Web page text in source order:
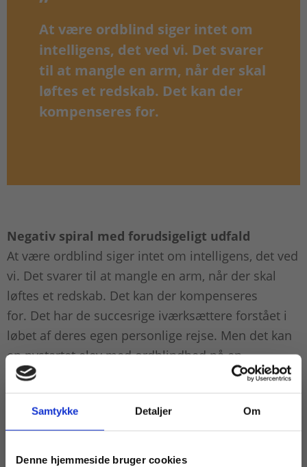
Samtykke Detaljer Om
Denne hjemmeside bruger cookies
At være ordblind siger intet om
intelligens, det ved vi. Det svarer
til at mangle en arm, når der skal
løftes et redskab. Det kan der
kompenseres for.
Negativ spiral med forudsigeligt udfald
At være ordblind siger intet om intelligens, det ved
vi. Det svarer til at mangle en arm, når der skal
løftes et redskab. Det kan der kompenseres
for. Det har de succesrige iværksættere forstået i
løbet af deres egen personlige rejse. Men det kan
en nystartet elev med ordblindhed på en
erhvervsuddannelse ikke vide eller føle.
Derfor er det så vigtigt med en debat om, hvad der
elever et trygt læringsmiljø, hvor det er en
Køb læremidler og find masterclasses mm.